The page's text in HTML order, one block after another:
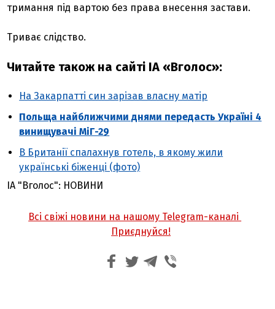
тримання під вартою без права внесення застави.
Триває слідство.
Читайте також на сайті ІА «Вголос»:
На Закарпатті син зарізав власну матір
Польща найближчими днями передасть Україні 4
винищувачі МіГ-29
В Британії спалахнув готель, в якому жили
українські біженці (фото)
ІА "Вголос": НОВИНИ
Всі свіжі новини на нашому Telegram-каналі
Приєднуйся!